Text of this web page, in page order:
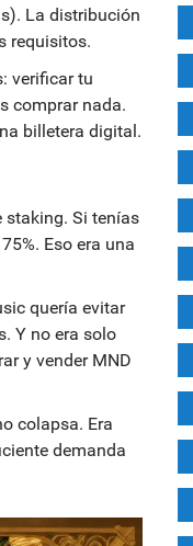
La distribución
requisitos.
verificar tu
comprar nada.
billetera digital.
staking. Si tenías
Eso era una
quería evitar
Y no era solo
y vender MND
colapsa. Era
demanda